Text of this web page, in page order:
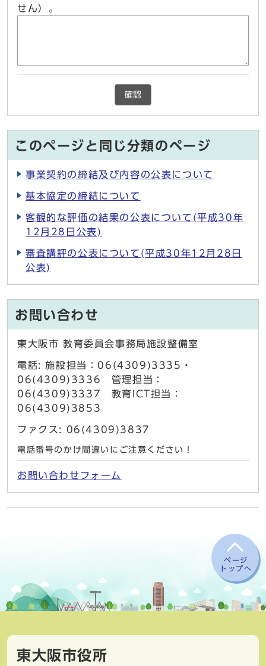
せん）。
確認
このページと同じ分類のページ
事業契約の締結及び内容の公表について
基本協定の締結について
客観的な評価の結果の公表について(平成30年
12月28日公表)
審査講評の公表について(平成30年12月28日
公表)
お問い合わせ
東大阪市 教育委員会事務局施設整備室
電話: 施設担当：06(4309)3335・
06(4309)3336 管理担当：
06(4309)3337 教育ICT担当：
06(4309)3853
ファクス: 06(4309)3837
電話番号のかけ間違いにご注意ください！
お問い合わせフォーム
ページ
トップへ
東大阪市役所